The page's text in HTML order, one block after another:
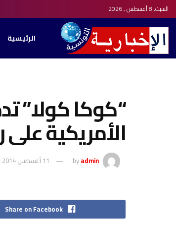
السبت, 8 أغسطس , 2026
الرئيسية
“كوكا كولا”
الأمريكية
byadmin 11 أغسطس 2014
Share on Facebook